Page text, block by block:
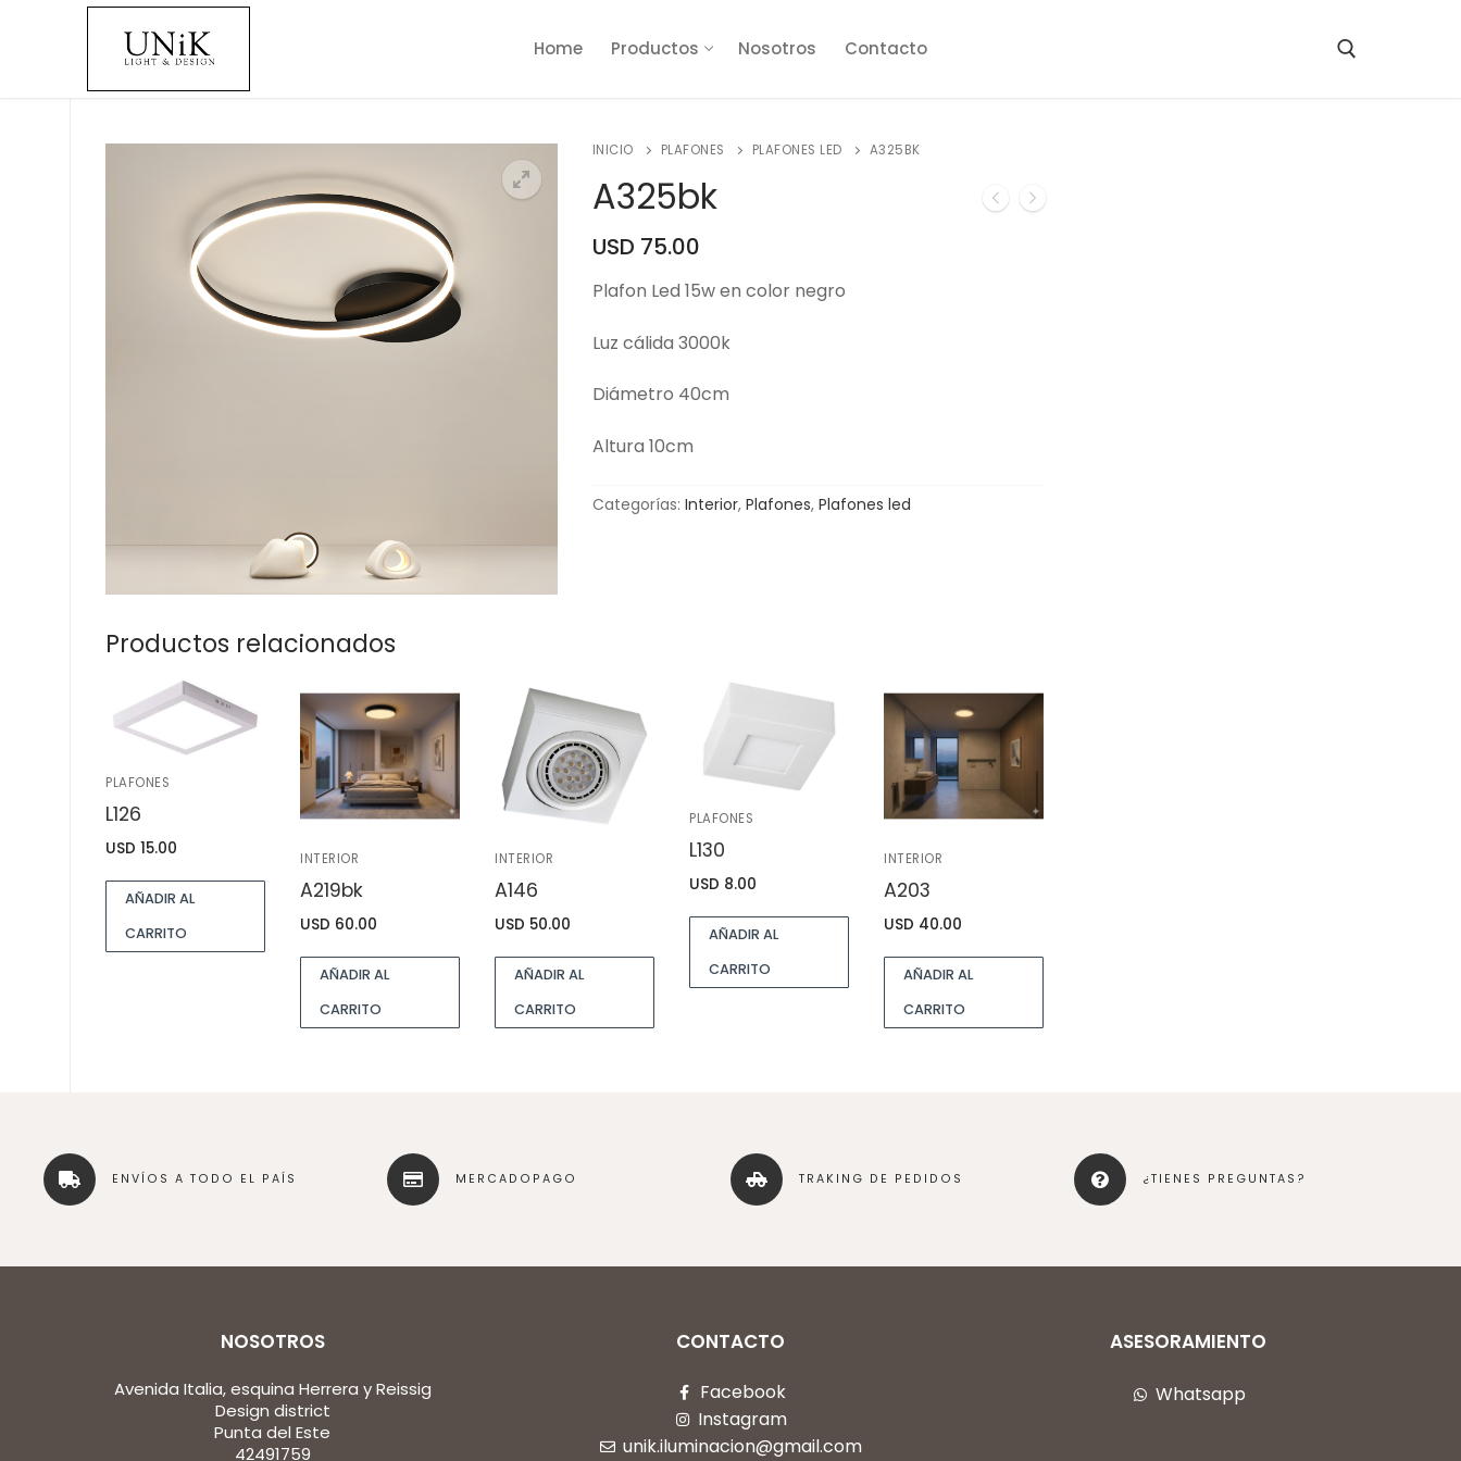
Home Productos Nosotros Contacto
INICIO PLAFONES PLAFONES LED A325BK
A325bk
USD 75.00
Plafon Led 15w en color negro
Luz cálida 3000k
Diámetro 40cm
Altura 10cm
Categorías: Interior, Plafones, Plafones led
Productos relacionados
PLAFONES
L126
USD 15.00
AÑADIR AL
CARRITO
INTERIOR
A219bk
USD 60.00
AÑADIR AL
CARRITO
INTERIOR
A146
USD 50.00
AÑADIR AL
CARRITO
PLAFONES
L130
USD 8.00
AÑADIR AL
CARRITO
INTERIOR
A203
USD 40.00
AÑADIR AL
CARRITO
ENVÍOS A TODO EL PAÍS MERCADOPAGO TRAKING DE PEDIDOS ¿TIENES PREGUNTAS?
NOSOTROS
Avenida Italia, esquina Herrera y Reissig
Design district
Punta del Este
42491759
CONTACTO
Facebook
Instagram
unik.iluminacion@gmail.com
ASESORAMIENTO
Whatsapp